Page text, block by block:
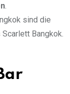
.
sind die
Bangkok.